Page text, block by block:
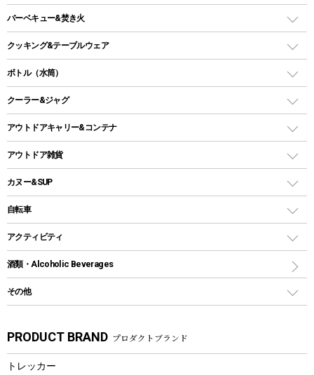
タープ
スクエアタープ（レクタタープ）
メッシュタープ
自立式タープ
パラソル
テントアクセサリー
ペグ
グランドシート
ガイドロープ
ツール
ガスランタン
オイルランタン
LEDライト
ヘッドライト
キャンドル
ガスバーナー
ガス缶
ガストーチ、ライター
バーベキュー&焚き火
バーベキューコンロ、グリル
焚き火台タイプ（ロースタイル）グリル
卓上タイプグリル
パーティータイプグリル
鉄板、アミ
焚き火台&ストーブ
火起こし
バーベキューツール
クッキング&テーブルウェア
ダッチオーブン
ホットサンドメーカー
クッカーセット
シェラカップ
クッキングツール
ナイフ
カトラリー
マグカップ、カップ
ステンレスボトル
ボトル（水筒）
ステンレスボトル
コップ付きタイプ
ワンタッチタイプ
プラスチックボトル
ディズニーボトル
クーラー&ジャグ
クーラーボックス
クーラーバッグ
ウォータージャグ
保冷剤
アウトドアキャリー&コンテナ
アウトドアキャリー
アウトドア雑貨
バックパック&バッグ
リュック、バックパック
トートバッグ、サコッシュ
ショッピングキャリー
その他アウトドア雑貨
スプレー関係
カヌー&SUP
インフレータブル
カヤック
パドル
ヘルメット
エアーポンプ
自転車
折りたたみ自転車
スポーツサイクル
シティサイクル
自転車ウェア
アクティビティ
マリン
ラッシュガード
パラソル
酒類・Alcoholic Beverages
その他
湯たんぽ
防災用品
PRODUCT BRAND プロダクトブランド
トレッカー